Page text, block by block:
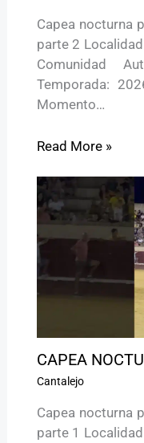
Capea nocturna
parte 2
Comunidad
Temporada:
Momento…
Read More »
CAPEA
Cantalejo
Capea nocturna
parte 1